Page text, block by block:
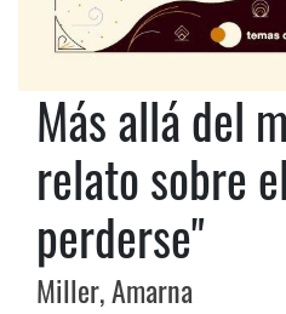
Más allá del
relato sobre
perderse"
Miller, Amarna